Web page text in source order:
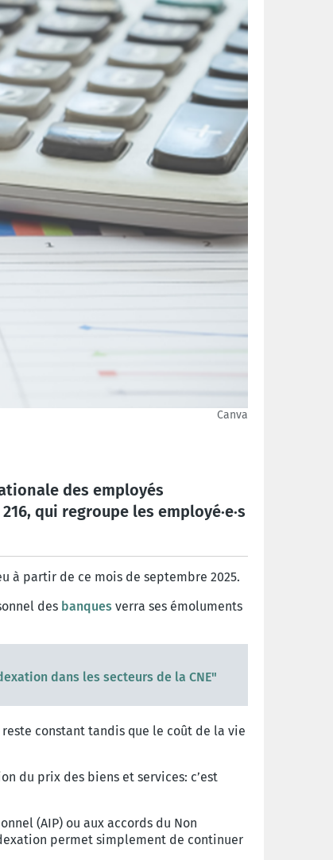
Canva
des employés
qui regroupe les employé·e·s
à partir de ce mois de septembre 2025.
des banques verra ses émoluments
dans les secteurs de la CNE"
constant tandis que le coût de la vie
du prix des biens et services: c’est
(AIP) ou aux accords du Non
permet simplement de continuer